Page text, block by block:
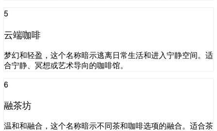
5
云端咖啡
梦幻和轻盈，这个名称暗示逃离日常生活和进入宁静空间。适
合宁静、冥想或艺术导向的咖啡馆。
6
融茶坊
温和和融合，这个名称暗示不同茶和咖啡选项的融合。适合茶